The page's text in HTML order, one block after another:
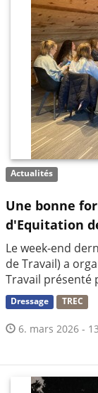
Actualités
Une bonne
d'Equitation
Le week-end
de Travail) a
Travail présenté
Dressage TREC
6. mars 2026 -